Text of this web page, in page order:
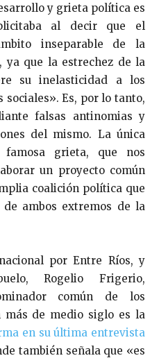
y grieta política es
al decir que el
inseparable de la
que la estrechez de la
su inelasticidad a los
Es, por lo tanto,
falsas antinomias y
del mismo. La única
grieta, que nos
un proyecto común
coalición política que
ambos extremos de la
por Entre Ríos, y
Rogelio Frigerio,
común de los
más de medio siglo es la
en su última entrevista
también señala que «es